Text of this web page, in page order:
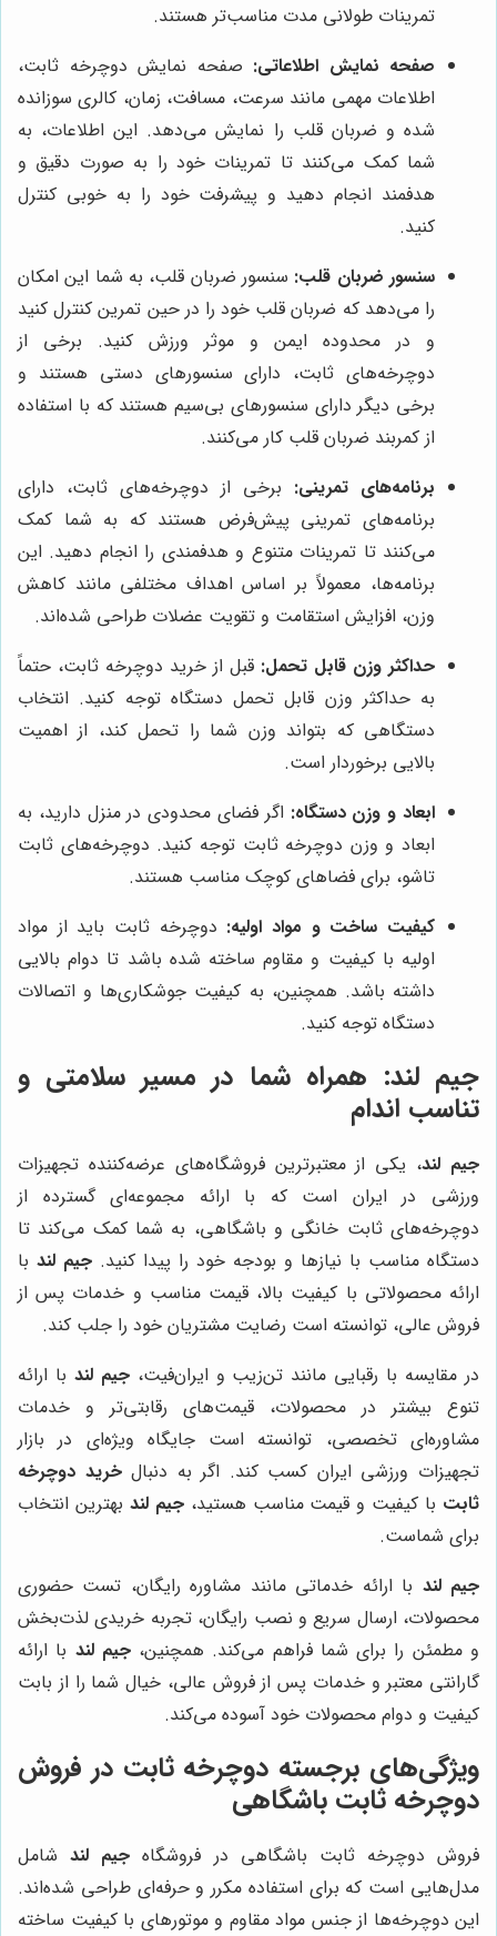
تمرینات طولانی مدت مناسب‌تر هستند.
صفحه نمایش اطلاعاتی: صفحه نمایش دوچرخه ثابت،
اطلاعات مهمی مانند سرعت، مسافت، زمان، کالری سوزانده
شده و ضربان قلب را نمایش می‌دهد. این اطلاعات، به
شما کمک می‌کنند تا تمرینات خود را به صورت دقیق و
هدفمند انجام دهید و پیشرفت خود را به خوبی کنترل
کنید.
سنسور ضربان قلب: سنسور ضربان قلب، به شما این امکان
را می‌دهد که ضربان قلب خود را در حین تمرین کنترل کنید
و در محدوده ایمن و موثر ورزش کنید. برخی از
دوچرخه‌های ثابت، دارای سنسورهای دستی هستند و
برخی دیگر دارای سنسورهای بی‌سیم هستند که با استفاده
از کمربند ضربان قلب کار می‌کنند.
برنامه‌های تمرینی: برخی از دوچرخه‌های ثابت، دارای
برنامه‌های تمرینی پیش‌فرض هستند که به شما کمک
می‌کنند تا تمرینات متنوع و هدفمندی را انجام دهید. این
برنامه‌ها، معمولاً بر اساس اهداف مختلفی مانند کاهش
وزن، افزایش استقامت و تقویت عضلات طراحی شده‌اند.
حداکثر وزن قابل تحمل: قبل از خرید دوچرخه ثابت، حتماً
به حداکثر وزن قابل تحمل دستگاه توجه کنید. انتخاب
دستگاهی که بتواند وزن شما را تحمل کند، از اهمیت
بالایی برخوردار است.
ابعاد و وزن دستگاه: اگر فضای محدودی در منزل دارید، به
ابعاد و وزن دوچرخه ثابت توجه کنید. دوچرخه‌های ثابت
تاشو، برای فضاهای کوچک مناسب هستند.
کیفیت ساخت و مواد اولیه: دوچرخه ثابت باید از مواد
اولیه با کیفیت و مقاوم ساخته شده باشد تا دوام بالایی
داشته باشد. همچنین، به کیفیت جوشکاری‌ها و اتصالات
دستگاه توجه کنید.
جیم لند: همراه شما در مسیر سلامتی و
تناسب اندام
جیم لند، یکی از معتبرترین فروشگاه‌های عرضه‌کننده تجهیزات
ورزشی در ایران است که با ارائه مجموعه‌ای گسترده از
دوچرخه‌های ثابت خانگی و باشگاهی، به شما کمک می‌کند تا
دستگاه مناسب با نیازها و بودجه خود را پیدا کنید. جیم لند با
ارائه محصولاتی با کیفیت بالا، قیمت مناسب و خدمات پس از
فروش عالی، توانسته است رضایت مشتریان خود را جلب کند.
در مقایسه با رقبایی مانند تن‌زیب و ایران‌فیت،جیم لند با ارائه
تنوع بیشتر در محصولات، قیمت‌های رقابتی‌تر و خدمات
مشاوره‌ای تخصصی، توانسته است جایگاه ویژه‌ای در بازار
تجهیزات ورزشی ایران کسب کند. اگر به دنبالخرید دوچرخه
ثابت با کیفیت و قیمت مناسب هستید،جیم لند بهترین انتخاب
برای شماست.
جیم لند با ارائه خدماتی مانند مشاوره رایگان، تست حضوری
محصولات، ارسال سریع و نصب رایگان، تجربه خریدی لذت‌بخش
و مطمئن را برای شما فراهم می‌کند. همچنین،جیم لند با ارائه
گارانتی معتبر و خدمات پس از فروش عالی، خیال شما را از بابت
کیفیت و دوام محصولات خود آسوده می‌کند.
ویژگی‌های برجسته دوچرخه ثابت در فروش
دوچرخه ثابت باشگاهی
فروش دوچرخه ثابت باشگاهی در فروشگاه جیم لندشامل
مدل‌هایی است که برای استفاده مکرر و حرفه‌ای طراحی شده‌اند.
این دوچرخه‌ها از جنس مواد مقاوم و موتورهای با کیفیت ساخته